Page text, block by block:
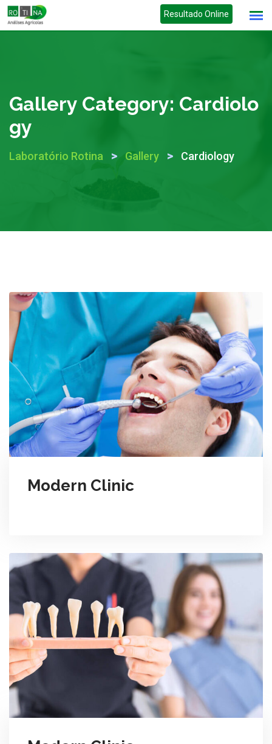
Skip
to
Resultado Online
Gallery Category: Cardiolo
Gy
Laboratório Rotina > Gallery > Cardiology
Modern Clinic